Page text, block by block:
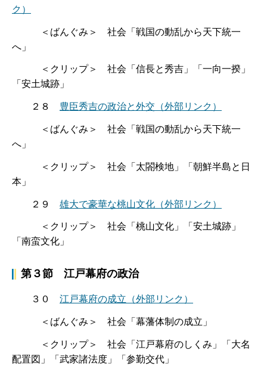
ク）
＜ばんぐみ＞ 社会「戦国の動乱から天下統一
へ」
＜クリップ＞ 社会「信長と秀吉」「一向一揆」
「安土城跡」
２８ 豊臣秀吉の政治と外交 （外部リンク）
＜ばんぐみ＞ 社会「戦国の動乱から天下統一
へ」
＜クリップ＞ 社会「太閤検地」「朝鮮半島と日
本」
２９ 雄大で豪華な桃山文化 （外部リンク）
＜クリップ＞ 社会「桃山文化」「安土城跡」
「南蛮文化」
第３節 江戸幕府の政治
３０ 江戸幕府の成立 （外部リンク）
＜ばんぐみ＞ 社会「幕藩体制の成立」
＜クリップ＞ 社会「江戸幕府のしくみ」「大名
配置図」「武家諸法度」「参勤交代」